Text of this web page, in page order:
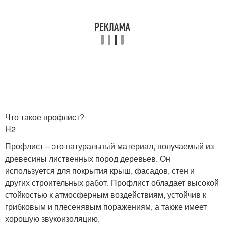
Что такое профлист?
H2
Профлист – это натуральный материал, получаемый из
древесины лиственных пород деревьев. Он
используется для покрытия крыш, фасадов, стен и
других строительных работ. Профлист обладает высокой
стойкостью к атмосферным воздействиям, устойчив к
грибковым и плесенявым поражениям, а также имеет
хорошую звукоизоляцию.